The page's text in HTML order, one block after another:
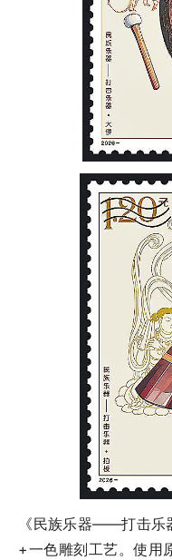
《民族乐器——打击乐
+一色雕刻工艺。使用